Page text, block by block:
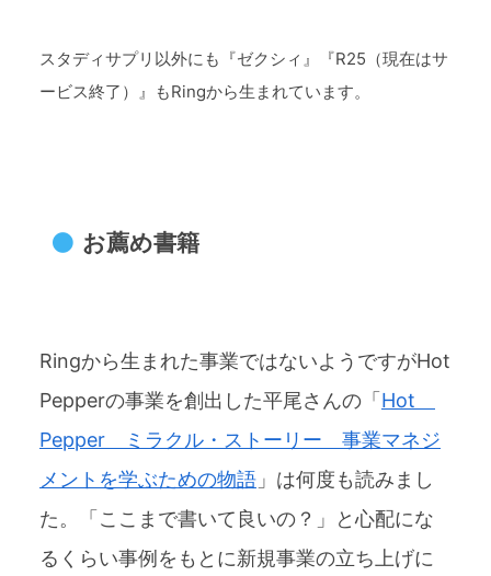
スタディサプリ以外にも『ゼクシィ』『R25（現在はサ
ービス終了）』もRingから生まれています。
お薦め書籍
Ringから生まれた事業ではないようですがHot
Pepperの事業を創出した平尾さんの「Hot
Pepper ミラクル・ストーリー 事業マネジ
メントを学ぶための物語 」は何度も読みまし
た。「ここまで書いて良いの？」と心配にな
るくらい事例をもとに新規事業の立ち上げに